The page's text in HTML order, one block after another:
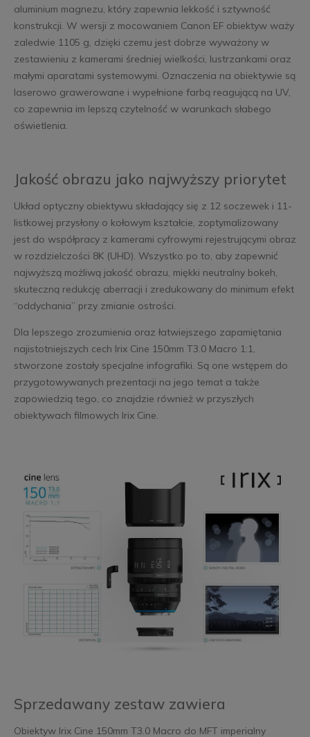
aluminium magnezu, który zapewnia lekkość i sztywność
konstrukcji. W wersji z mocowaniem Canon EF obiektyw waży
zaledwie 1105 g, dzięki czemu jest dobrze wyważony w
zestawieniu z kamerami średniej wielkości, lustrzankami oraz
małymi aparatami systemowymi. Oznaczenia na obiektywie są
laserowo grawerowane i wypełnione farbą reagującą na UV,
co zapewnia im lepszą czytelność w warunkach słabego
oświetlenia.
Jakość obrazu jako najwyższy priorytet
Układ optyczny obiektywu składający się z 12 soczewek i 11-
listkowej przysłony o kołowym kształcie, zoptymalizowany
jest do współpracy z kamerami cyfrowymi rejestrującymi obraz
w rozdzielczości 8K (UHD). Wszystko po to, aby zapewnić
najwyższą możliwą jakość obrazu, miękki neutralny bokeh,
skuteczną redukcję aberracji i zredukowany do minimum efekt
“oddychania” przy zmianie ostrości.
Dla lepszego zrozumienia oraz łatwiejszego zapamiętania
najistotniejszych cech Irix Cine 150mm T3.0 Macro 1:1,
stworzone zostały specjalne infografiki. Są one wstępem do
przygotowywanych prezentacji na jego temat a także
zapowiedzią tego, co znajdzie również w przyszłych
obiektywach filmowych Irix Cine.
Sprzedawany zestaw zawiera
Obiektyw Irix Cine 150mm T3.0 Macro do MFT imperialny